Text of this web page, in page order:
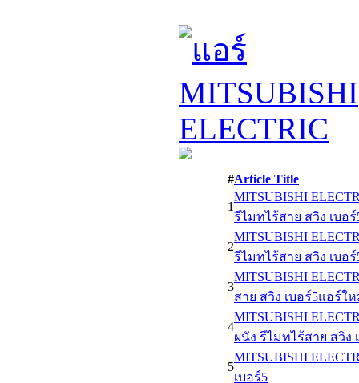
#Article Title
1
MITSUBISHI
รีไมทไร้สาย สวิง เบอ
2
MITSUBISHI
รีไมทไร้สาย สวิง เบอ
3
MITSUBISHI
สาย สวิง เบอร์5แอร์ใ
4
MITSUBISHI
ผนัง รีไมทไร้สาย สวิง
5
MITSUBISHI
เบอร์5